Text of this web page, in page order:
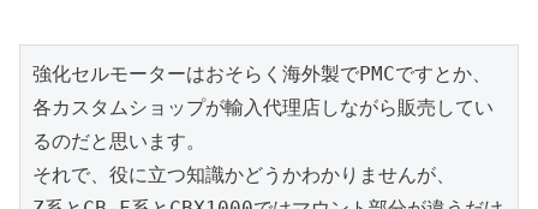
強化セルモーターはおそらく海外製でPMCですとか、
各カスタムショップが輸入代理店しながら販売してい
るのだと思います。
それで、役に立つ知識かどうかわかりませんが、